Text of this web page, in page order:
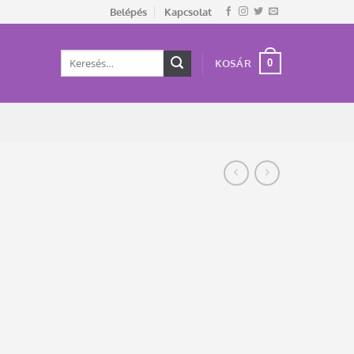
Belépés Kapcsolat
Keresés
KOSÁR 0